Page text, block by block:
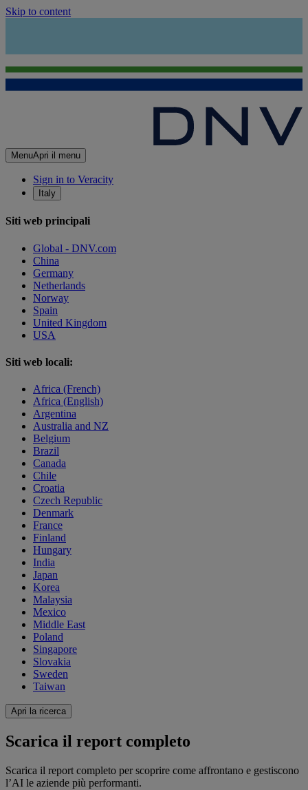
Skip to content
MenuApri il menu
Sign in to Veracity
Italy
Siti web principali
Global - DNV.com
China
Germany
Netherlands
Norway
Spain
United Kingdom
USA
Siti web locali:
Africa (French)
Africa (English)
Argentina
Australia and NZ
Belgium
Brazil
Canada
Chile
Croatia
Czech Republic
Denmark
France
Finland
Hungary
India
Japan
Korea
Malaysia
Mexico
Middle East
Poland
Singapore
Slovakia
Sweden
Taiwan
Apri la ricerca
Scarica il report completo
Scarica il report completo per scoprire come affrontano e gestiscono
l’AI le aziende più performanti.